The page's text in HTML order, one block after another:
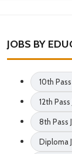
JOBS BY
10th
12th Pass
8th Pass
Diploma